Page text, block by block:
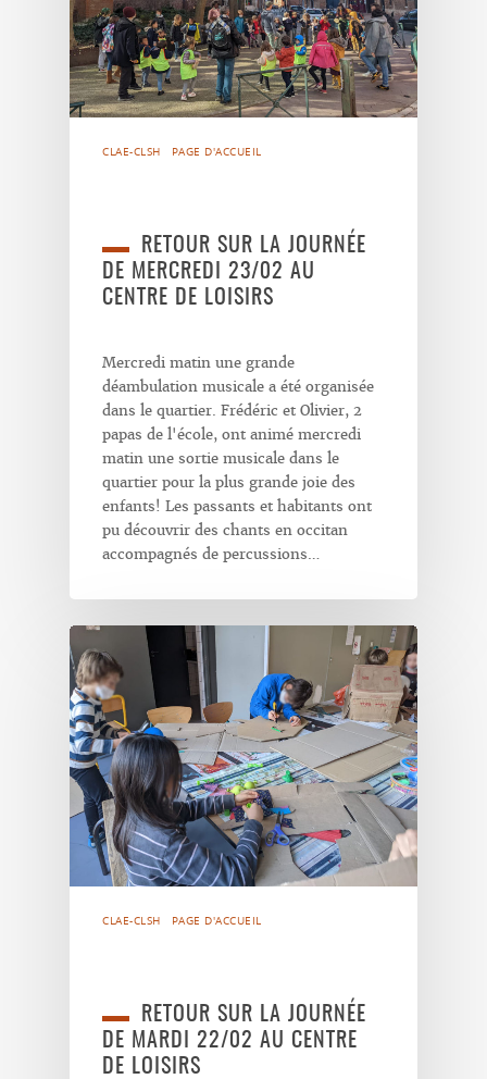
CLAE-CLSH PAGE D'ACCUEIL
RETOUR SUR LA JOURNÉE
DE MERCREDI 23/02 AU
CENTRE DE LOISIRS
Mercredi matin une grande
déambulation musicale a été organisée
dans le quartier. Frédéric et Olivier, 2
papas de l'école, ont animé mercredi
matin une sortie musicale dans le
quartier pour la plus grande joie des
enfants! Les passants et habitants ont
pu découvrir des chants en occitan
accompagnés de percussions…
CLAE-CLSH PAGE D'ACCUEIL
RETOUR SUR LA JOURNÉE
DE MARDI 22/02 AU CENTRE
DE LOISIRS